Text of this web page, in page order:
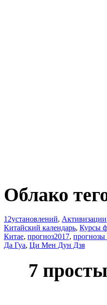
Облако
12установлений, Активизации
Китайский календарь, Курсы
Китае, прогноз2017, прогнозы
Да Гуа, Ци Мен Дун Дзя
7